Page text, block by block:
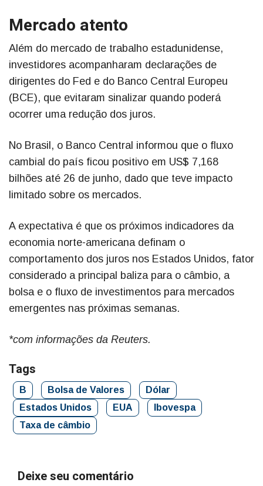
Mercado atento
Além do mercado de trabalho estadunidense,
investidores acompanharam declarações de
dirigentes do Fed e do Banco Central Europeu
(BCE), que evitaram sinalizar quando poderá
ocorrer uma redução dos juros.
No Brasil, o Banco Central informou que o fluxo
cambial do país ficou positivo em US$ 7,168
bilhões até 26 de junho, dado que teve impacto
limitado sobre os mercados.
A expectativa é que os próximos indicadores da
economia norte-americana definam o
comportamento dos juros nos Estados Unidos, fator
considerado a principal baliza para o câmbio, a
bolsa e o fluxo de investimentos para mercados
emergentes nas próximas semanas.
*com informações da Reuters.
Tags
B Bolsa de Valores
Dólar
Estados Unidos
EUA
Ibovespa
Taxa de câmbio
Deixe seu comentário